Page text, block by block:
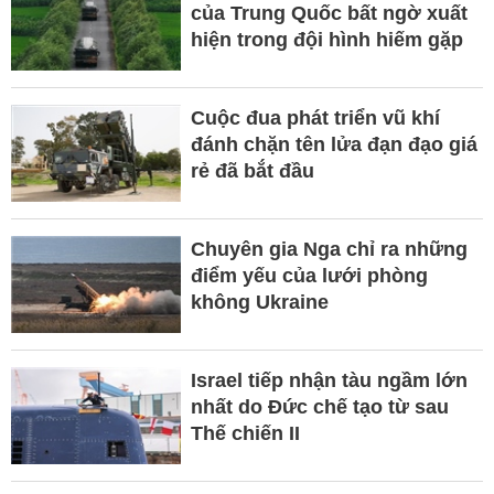
của Trung Quốc bất ngờ xuất
hiện trong đội hình hiếm gặp
Cuộc đua phát triển vũ khí
đánh chặn tên lửa đạn đạo giá
rẻ đã bắt đầu
Chuyên gia Nga chỉ ra những
điểm yếu của lưới phòng
không Ukraine
Israel tiếp nhận tàu ngầm lớn
nhất do Đức chế tạo từ sau
Thế chiến II